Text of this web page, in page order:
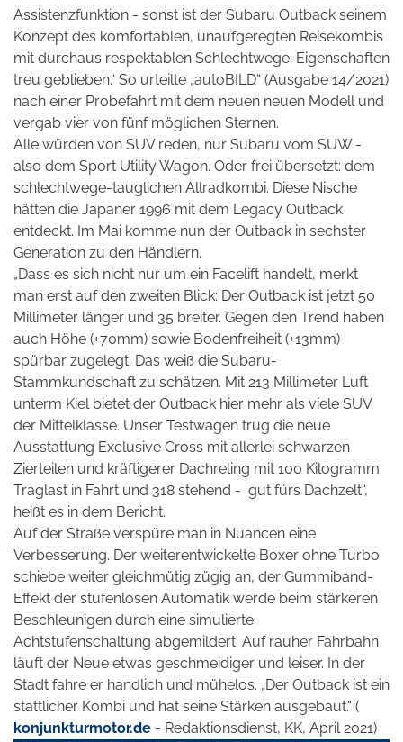
Assistenzfunktion - sonst ist der Subaru Outback seinem
Konzept des komfortablen, unaufgeregten Reisekombis
mit durchaus respektablen Schlechtwege-Eigenschaften
treu geblieben.“ So urteilte „autoBILD“ (Ausgabe 14/2021)
nach einer Probefahrt mit dem neuen neuen Modell und
vergab vier von fünf möglichen Sternen.
Alle würden von SUV reden, nur Subaru vom SUW -
also dem Sport Utility Wagon. Oder frei übersetzt: dem
schlechtwege-tauglichen Allradkombi. Diese Nische
hätten die Japaner 1996 mit dem Legacy Outback
entdeckt. Im Mai komme nun der Outback in sechster
Generation zu den Händlern.
„Dass es sich nicht nur um ein Facelift handelt, merkt
man erst auf den zweiten Blick: Der Outback ist jetzt 50
Millimeter länger und 35 breiter. Gegen den Trend haben
auch Höhe (+70mm) sowie Bodenfreiheit (+13mm)
spürbar zugelegt. Das weiß die Subaru-
Stammkundschaft zu schätzen. Mit 213 Millimeter Luft
unterm Kiel bietet der Outback hier mehr als viele SUV
der Mittelklasse. Unser Testwagen trug die neue
Ausstattung Exclusive Cross mit allerlei schwarzen
Zierteilen und kräftigerer Dachreling mit 100 Kilogramm
Traglast in Fahrt und 318 stehend - gut fürs Dachzelt“,
heißt es in dem Bericht.
Auf der Straße verspüre man in Nuancen eine
Verbesserung. Der weiterentwickelte Boxer ohne Turbo
schiebe weiter gleichmütig zügig an, der Gummiband-
Effekt der stufenlosen Automatik werde beim stärkeren
Beschleunigen durch eine simulierte
Achtstufenschaltung abgemildert. Auf rauher Fahrbahn
läuft der Neue etwas geschmeidiger und leiser. In der
Stadt fahre er handlich und mühelos. „Der Outback ist ein
stattlicher Kombi und hat seine Stärken ausgebaut.“ (
konjunkturmotor.de - Redaktionsdienst, KK, April 2021)